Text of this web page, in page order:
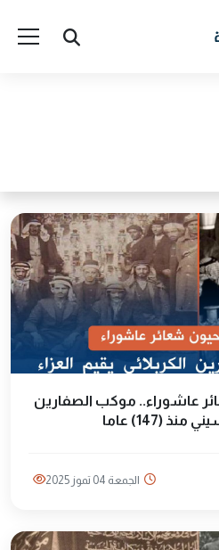
عاشوراء.. موكب الصفارين
(147) عاما
الجمعة 04 تموز 2025